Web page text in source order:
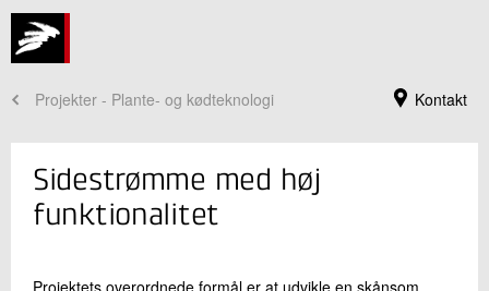
Kontakt
Projekter - Plante- og kødteknologi
Sidestrømme med høj
funktionalitet
Projektets overordnede formål er at udvikle en skånsom